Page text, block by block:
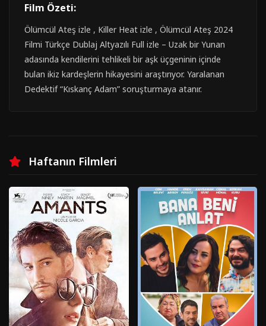
Film Özeti:
Ölümcül Ateş izle , Killer Heat izle , Ölümcül Ateş 2024
Filmi Türkçe Dublaj Altyazılı Full izle – Uzak bir Yunan
adasında kendilerini tehlikeli bir aşk üçgeninin içinde
bulan ikiz kardeşlerin hikayesini araştırıyor. Yaralanan
Dedektif “Kıskanç Adam” soruşturmaya atanır.
Haftanın Filmleri